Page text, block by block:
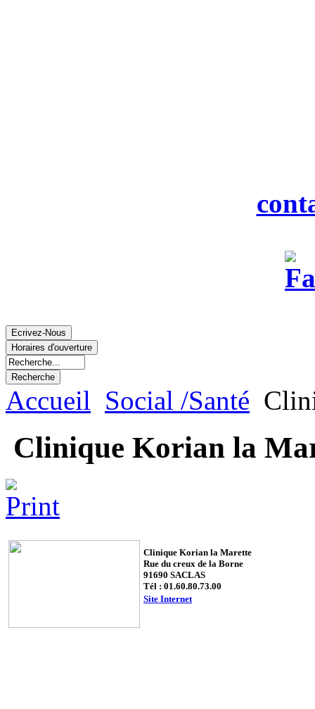
Accueil Social /Santé
Clinique Korian la
Clinique Korian la Marette
Rue du creux de la Borne
91690 SACLAS
Tél : 01.60.80.73.00
Site Internet